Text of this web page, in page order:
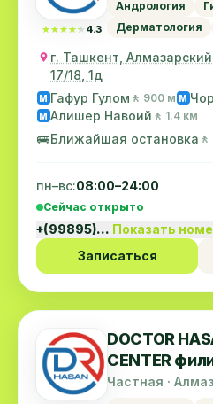
★★★★★
★★★★★ 4.3
Андрология
Дерматология
г. Ташкент,
17/18, 1д
M Гафур Гулом 🚶 900 м M
M Алишер Навоий 🚶 1.4 км
🚌Ближайшая остановка
пн–вс:08:00–24:00
Сейчас открыто
+(99895)… Показать
Записаться
DOCTOR
CENTER
Частная ·